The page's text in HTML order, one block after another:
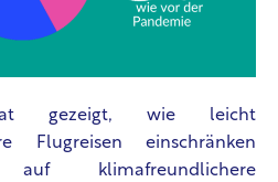
gezeigt, wie leicht
Flugreisen einschränken
auf klimafreundlichere